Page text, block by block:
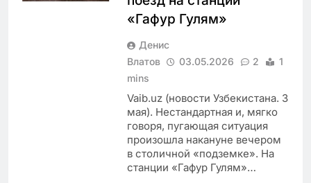
«Гафур Гулям»
Денис
Влатов
03.05.2026 2
1
mins
Vaib.uz (новости Узбекистана. 3
мая). Нестандартная и, мягко
говоря, пугающая ситуация
произошла накануне вечером
в столичной «подземке». На
станции «Гафур Гулям»…